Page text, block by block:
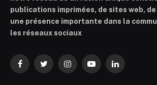
publications imprimées, de sites web,
une présence importante dans la
les réseaux sociaux
FacebookTwitterInstagramYouTubeLinkedIn